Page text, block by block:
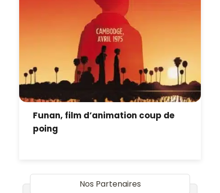
Funan, film d’animation coup de
poing
Nos Partenaires